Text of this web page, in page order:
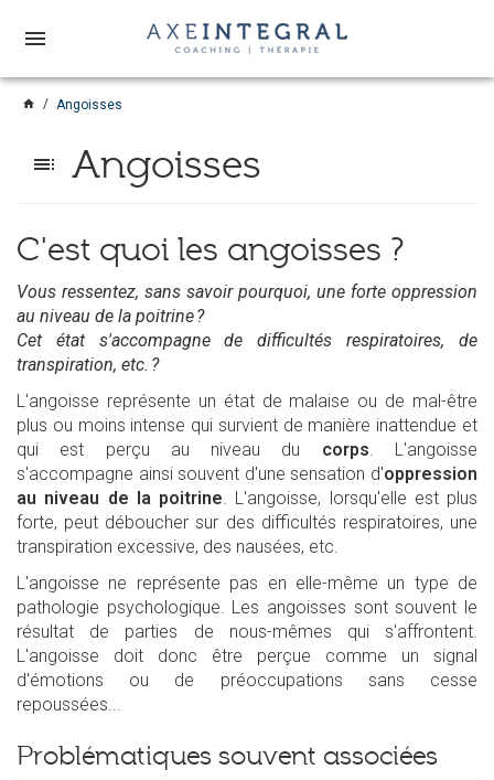
menu
home Angoisses
toc Angoisses
C'est quoi les angoisses ?
Vous ressentez, sans savoir pourquoi, une forte oppression
au niveau de la poitrine ?
Cet état s'accompagne de difficultés respiratoires, de
transpiration, etc. ?
L'angoisse représente un état de malaise ou de mal-être
plus ou moins intense qui survient de manière inattendue et
qui est perçu au niveau du corps. L'angoisse
s'accompagne ainsi souvent d'une sensation d'oppression
au niveau de la poitrine. L'angoisse, lorsqu'elle est plus
forte, peut déboucher sur des difficultés respiratoires, une
transpiration excessive, des nausées, etc.
L'angoisse ne représente pas en elle-même un type de
pathologie psychologique. Les angoisses sont souvent le
résultat de parties de nous-mêmes qui s'affrontent.
L'angoisse doit donc être perçue comme un signal
d'émotions ou de préoccupations sans cesse
repoussées...
Problématiques souvent associées